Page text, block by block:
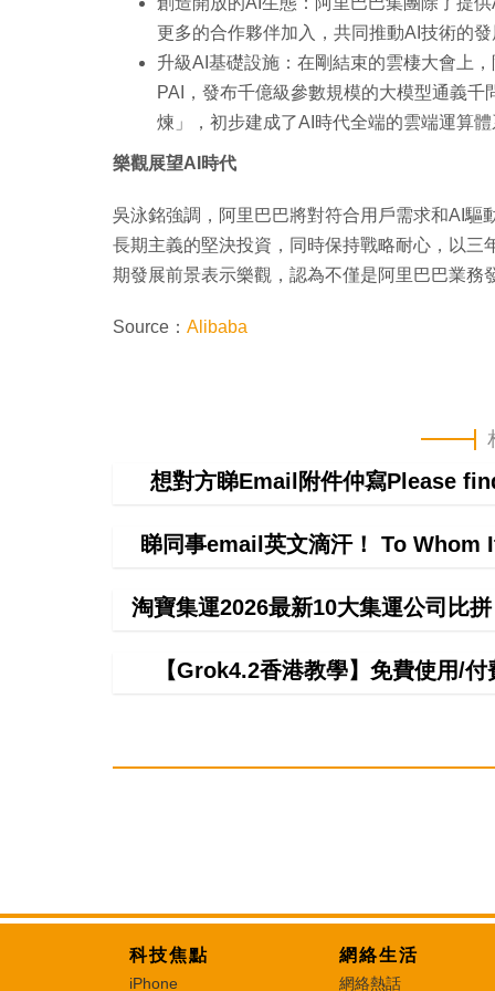
更多的合作夥伴加入，共同推動AI技術的
升級AI基礎設施：在剛結束的雲棲大會上
PAI，發布千億級參數規模的大模型通義
煉」，初步建成了AI時代全端的雲端運算
樂觀展望AI時代
吳泳銘強調，阿里巴巴將對符合用戶需求和AI驅
長期主義的堅決投資，同時保持戰略耐心，以
期發展前景表示樂觀，認為不僅是阿里巴巴業
Source： Alibaba
想對方睇Email附件仲寫Please
睇同事email英文滴汗！ To Whom
淘寶集運2026最新10大集運公司比
【Grok4.2香港教學】免費使用/
科技焦點
iPhone
網絡生活
網絡熱話